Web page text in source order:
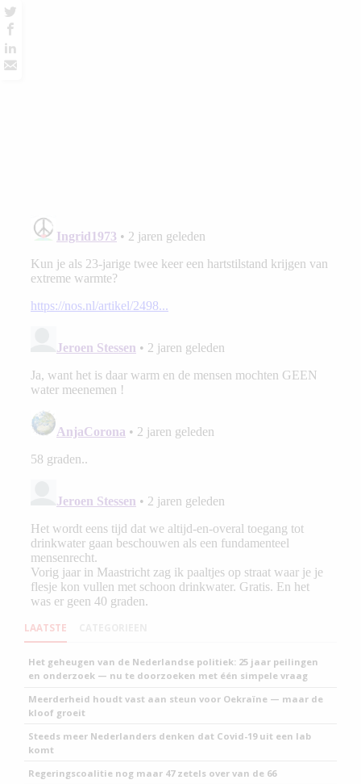
LAATSTE
Het geheugen van de Nederlandse politiek: 25 jaar peilingen
en onderzoek — nu te doorzoeken met één simpele vraag
Meerderheid houdt vast aan steun voor Oekraïne — maar de
kloof groeit
Steeds meer Nederlanders denken dat Covid-19 uit een lab
komt
Regeringscoalitie nog maar 47 zetels over van de 66